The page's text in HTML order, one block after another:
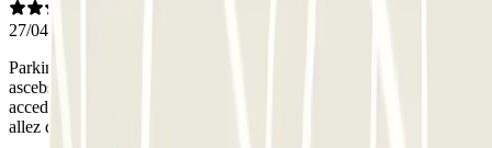
27/04/2026
Parking en sous sol attention au niveaux pour avoir acces a l
ascebseur il faut descendre au -3. Sinon escalier en descente pour
acceder a l ascenseur au -3. Sinon croisée de voitures possible alors
allez doucement et respectez la priorité.